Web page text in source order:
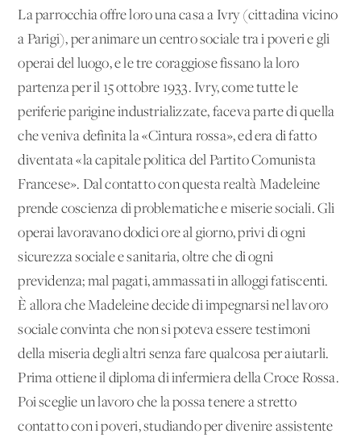
La parrocchia offre loro una casa a Ivry (cittadina vicino
a Parigi), per animare un centro sociale tra i poveri e gli
operai del luogo, e le tre coraggiose fissano la loro
partenza per il 15 ottobre 1933. Ivry, come tutte le
periferie parigine industrializzate, faceva parte di quella
che veniva definita la «Cintura rossa», ed era di fatto
diventata «la capitale politica del Partito Comunista
Francese». Dal contatto con questa realtà Madeleine
prende coscienza di problematiche e miserie sociali. Gli
operai lavoravano dodici ore al giorno, privi di ogni
sicurezza sociale e sanitaria, oltre che di ogni
previdenza; mal pagati, ammassati in alloggi fatiscenti.
È allora che Madeleine decide di impegnarsi nel lavoro
sociale convinta che non si poteva essere testimoni
della miseria degli altri senza fare qualcosa per aiutarli.
Prima ottiene il diploma di infermiera della Croce Rossa.
Poi sceglie un lavoro che la possa tenere a stretto
contatto con i poveri, studiando per divenire assistente